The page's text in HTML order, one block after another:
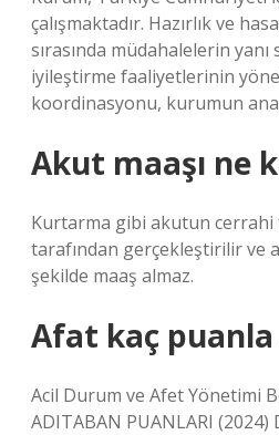
çalışmaktadır. Hazırlık ve
sırasında müdahalelerin
iyileştirme faaliyetlerinin
koordinasyonu, kurumun ana
Akut maaşı ne
Kurtarma gibi akutun
tarafından gerçekleştirilir ve
şekilde maaş almaz.
Afat kaç puanla
Acil Durum ve Afet Yönetimi
ADITABAN PUANLARI